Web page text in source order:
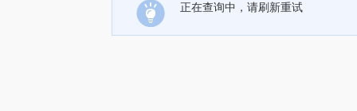
正在查询中，请刷新重试